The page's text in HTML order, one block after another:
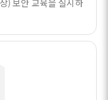
) 보안 교육을 실시하